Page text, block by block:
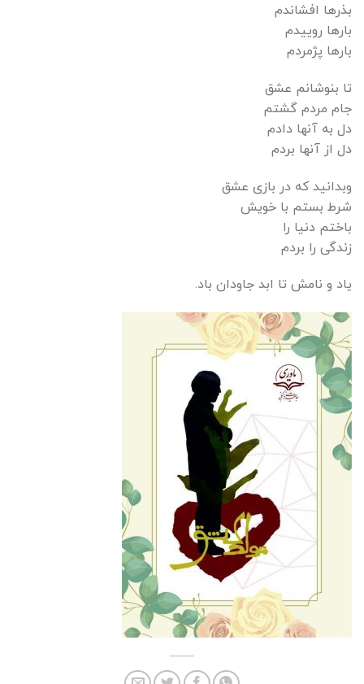
بذرها افشاندم
بارها روییدم
بارها پژمردم
تا بنوشانم عشق
جام مردم گشتم
دل به آنها دادم
دل از آنها بردم
وبدانید که در بازی عشق
شرط بستم با خویش
باختم دنیا را
زندگی را بردم
یاد و نامش تا ابد جاودان باد.